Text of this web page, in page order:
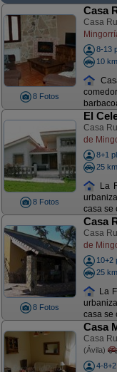
8 Fotos
Casa
Casa
8-13
10
8 Fotos
El
Casa
de
8+1
25
La
casa se
8 Fotos
Casa
Casa
de
10+2
25
La
casa se
Casa
Casa
(Ávila)
4-